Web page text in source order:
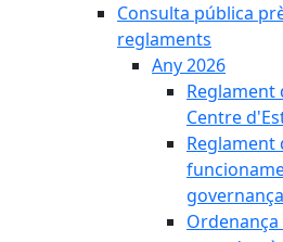
Consulta pública
reglaments
Any 2026
Reglament
Centre
Reglament